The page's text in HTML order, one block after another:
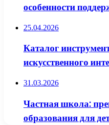
особенности
25.04.2026
Каталог
искусственного
31.03.2026
Частная школа:
образования для